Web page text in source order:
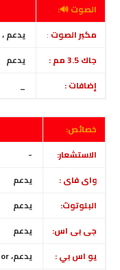
الصوت 🔊:
مكبر الصوت : يدعم ،
جاك 3.5 مم :
يدعم
إضافات :
خصائص:
الاستشعار:
-
واى فاى :
يدعم
البلوتوث:
يدعم
جى بى اس:
يدعم
يو اس بي :
يدعم، USB Type-C, magnetic connector